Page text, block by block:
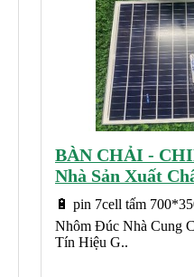
BÀN CHẢI -
Nhà Sản Xuất
🔋 pin 7cell tấm
Nhôm Đúc Nhà Cung
Tín Hiệu G..